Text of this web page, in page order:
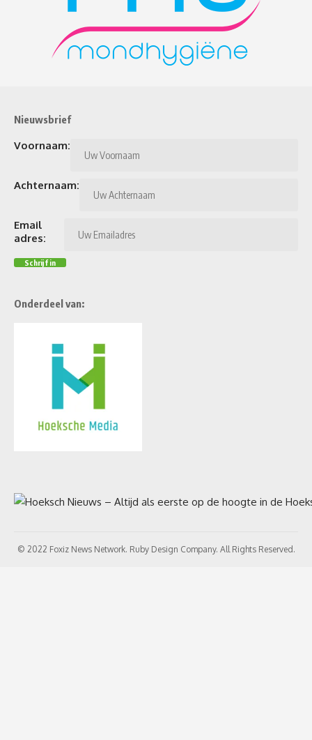
Nieuwsbrief
Voornaam:
Achternaam:
Email
adres:
Onderdeel van:
© 2022 Foxiz News Network. Ruby Design Company. All Rights Reserved.